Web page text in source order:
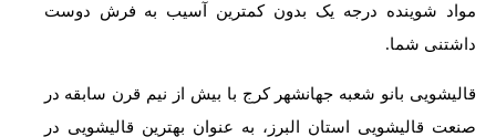
مواد شوینده درجه یک بدون کمترین آسیب به فرش دوست
داشتنی شما.
قالیشویی بانو شعبه جهانشهر کرج با بیش از نیم قرن سابقه در
صنعت قالیشویی استان البرز، به عنوان بهترین قالیشویی در